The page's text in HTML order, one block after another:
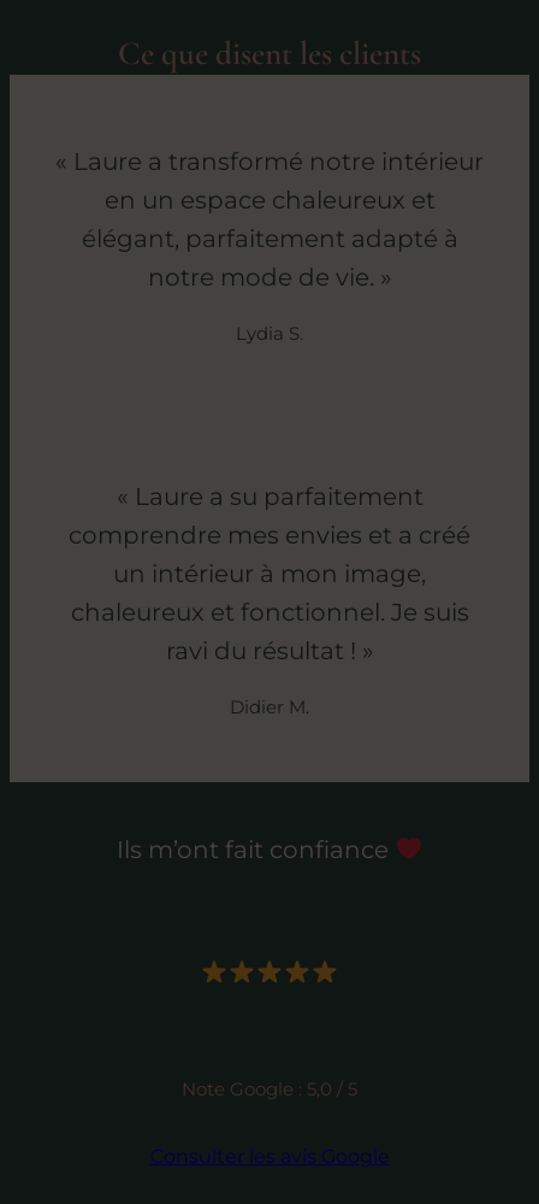
Ce que disent les clients
« Laure a transformé notre intérieur
en un espace chaleureux et
élégant, parfaitement adapté à
notre mode de vie. »
Lydia S.
« Laure a su parfaitement
comprendre mes envies et a créé
un intérieur à mon image,
chaleureux et fonctionnel. Je suis
ravi du résultat ! »
Didier M.
Ils m’ont fait confiance
Note Google : 5,0 / 5
Consulter les avis Google